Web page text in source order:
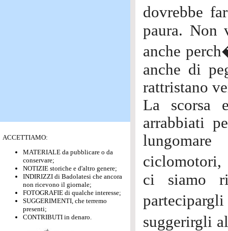
ACCETTIAMO:
MATERIALE da pubblicare o da
conservare;
NOTIZIE storiche e d'altro genere;
INDIRIZZI di Badolatesi che ancora
non ricevono il giornale;
FOTOGRAFIE di qualche interesse;
SUGGERIMENTI, che terremo
presenti;
CONTRIBUTI in denaro.
dovrebbe
paura. Non
anche
anche di
rattristano
La scorsa
arrabbiati
ci siamo
suggerirgli